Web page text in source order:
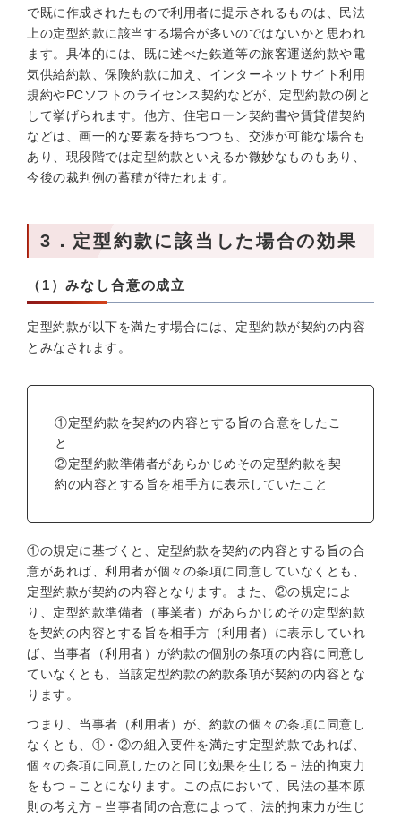
で既に作成されたもので利用者に提示されるものは、民法
上の定型約款に該当する場合が多いのではないかと思われ
ます。具体的には、既に述べた鉄道等の旅客運送約款や電
気供給約款、保険約款に加え、インターネットサイト利用
規約やPCソフトのライセンス契約などが、定型約款の例と
して挙げられます。他方、住宅ローン契約書や賃貸借契約
などは、画一的な要素を持ちつつも、交渉が可能な場合も
あり、現段階では定型約款といえるか微妙なものもあり、
今後の裁判例の蓄積が待たれます。
3．定型約款に該当した場合の効果
（1）みなし合意の成立
定型約款が以下を満たす場合には、定型約款が契約の内容
とみなされます。
①定型約款を契約の内容とする旨の合意をしたこ
と
②定型約款準備者があらかじめその定型約款を契
約の内容とする旨を相手方に表示していたこと
①の規定に基づくと、定型約款を契約の内容とする旨の合
意があれば、利用者が個々の条項に同意していなくとも、
定型約款が契約の内容となります。また、②の規定によ
り、定型約款準備者（事業者）があらかじめその定型約款
を契約の内容とする旨を相手方（利用者）に表示していれ
ば、当事者（利用者）が約款の個別の条項の内容に同意し
ていなくとも、当該定型約款の約款条項が契約の内容とな
ります。
つまり、当事者（利用者）が、約款の個々の条項に同意し
なくとも、①・②の組入要件を満たす定型約款であれば、
個々の条項に同意したのと同じ効果を生じる－法的拘束力
をもつ－ことになります。この点において、民法の基本原
則の考え方－当事者間の合意によって、法的拘束力が生じ